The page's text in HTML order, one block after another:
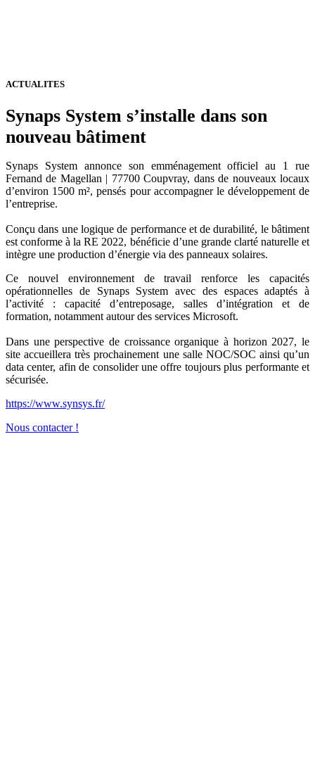
ACTUALITES
Synaps System s’installe dans son
nouveau bâtiment
Synaps System annonce son emménagement officiel au 1 rue
Fernand de Magellan | 77700 Coupvray, dans de nouveaux locaux
d’environ 1500 m², pensés pour accompagner le développement de
l’entreprise.
Conçu dans une logique de performance et de durabilité, le bâtiment
est conforme à la RE 2022, bénéficie d’une grande clarté naturelle et
intègre une production d’énergie via des panneaux solaires.
Ce nouvel environnement de travail renforce les capacités
opérationnelles de Synaps System avec des espaces adaptés à
l’activité : capacité d’entreposage, salles d’intégration et de
formation, notamment autour des services Microsoft.
Dans une perspective de croissance organique à horizon 2027, le
site accueillera très prochainement une salle NOC/SOC ainsi qu’un
data center, afin de consolider une offre toujours plus performante et
sécurisée.
https://www.synsys.fr/
Nous contacter !